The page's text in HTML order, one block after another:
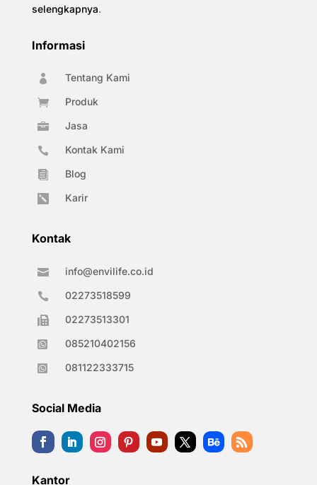
selengkapnya.
Informasi
 Tentang Kami
 Produk
 Jasa
 Kontak Kami
 Blog
 Karir
Kontak
 info@envilife.co.id
 02273518599
 02273513301
 085210402156
 081122333715
Social Media
Kantor